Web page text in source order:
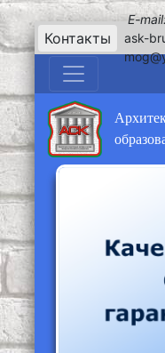
Контакты
E-
ask-